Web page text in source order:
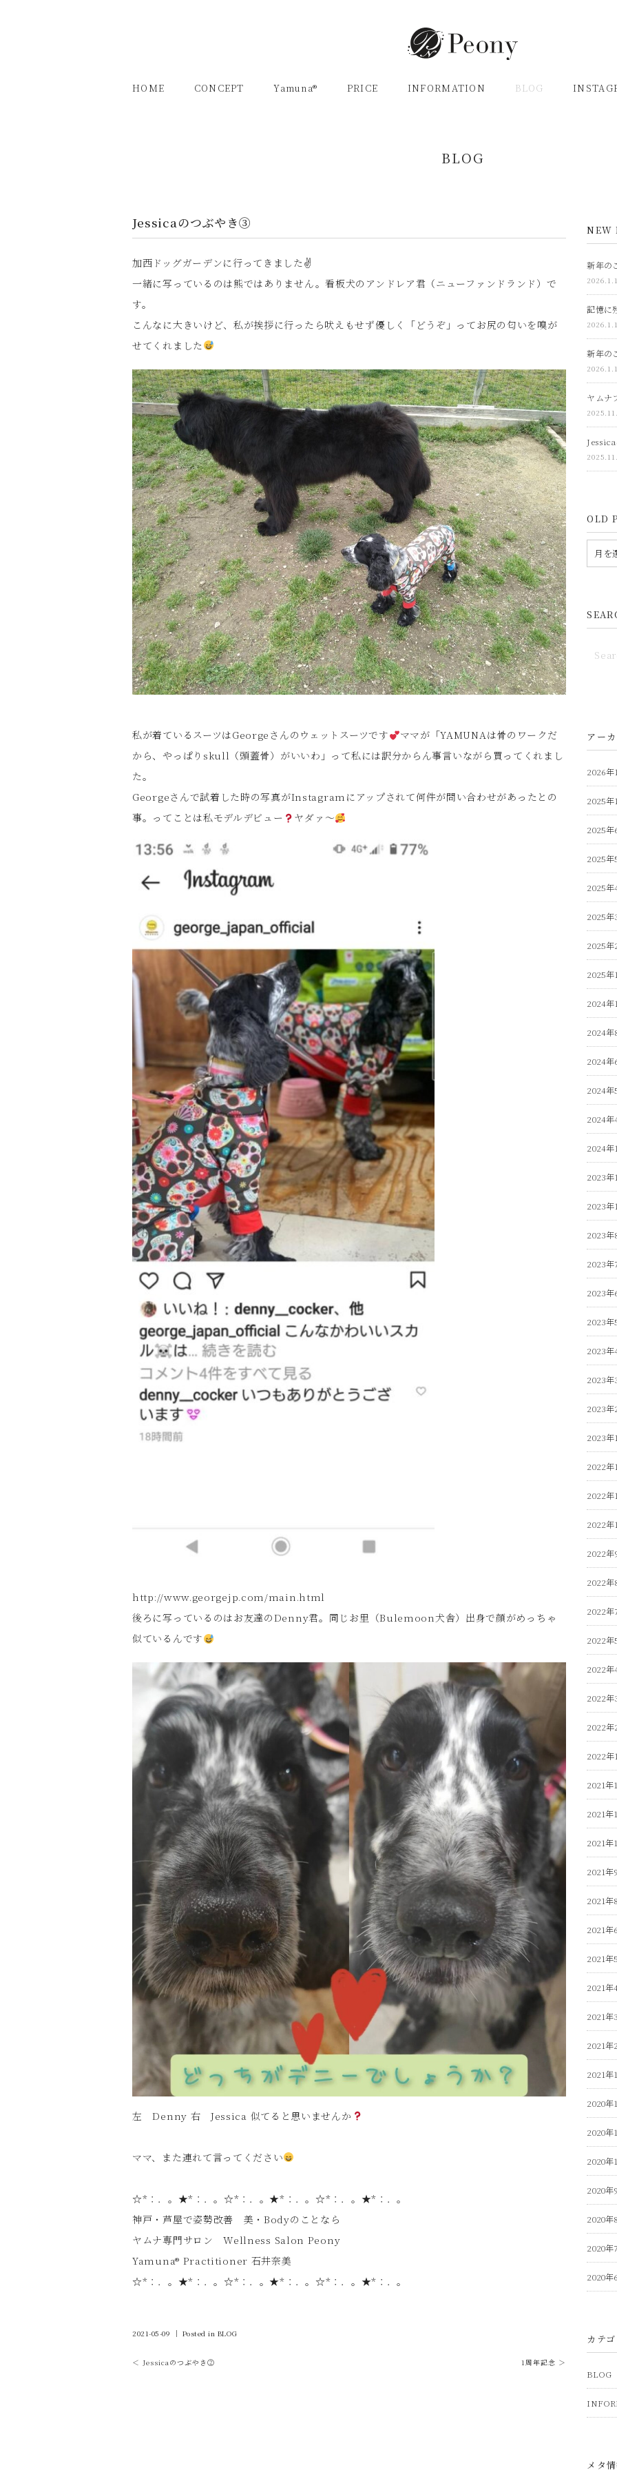
HOME CONCEPT Yamuna® PRICE INFORMATION BLOG
BLOG
Jessicaのつぶやき③
加西ドッグガーデンに行ってきました✌️
一緒に写っているのは熊ではありません。看板犬のアンドレア君（ニューファンドランド）で
す。
こんなに大きいけど、私が挨拶に行ったら吠えもせず優しく「どうぞ」ってお尻の匂いを嗅が
せてくれました
私が着ているスーツはGeorgeさんのウェットスーツです
ママが「YAMUNAは骨のワークだ
から、やっぱりskull（頭蓋骨）がいいわ」って私には訳分からん事言いながら買ってくれまし
た。
Georgeさんで試着した時の写真がInstagramにアップされて何件が問い合わせがあったとの
事。ってことは私モデルデビュー
ヤダァ〜
http://www.georgejp.com/main.html
後ろに写っているのはお友達のDenny君。同じお里（Bulemoon犬舎）出身で顔がめっちゃ
似ているんです
左 Denny 右 Jessica 似てると思いませんか
ママ、また連れて言ってください
☆*：．。★*：．。☆*：．。★*：．。☆*：．。★*：．。
神戸・芦屋で姿勢改善 美・Bodyのことなら
ヤムナ専門サロン Wellness Salon Peony
Yamuna®︎ Practitioner 石井奈美
☆*：．。★*：．。☆*：．。★*：．。☆*：．。★*：．。
2021-05-09 ｜ Posted in BLOG
＜ Jessicaのつぶやき② 1周年記念 ＞
NEW
新年の
2026.1.1
記憶に
2026.1.1
新年の
2026.1.1
ヤムナ
OLD
アー
2026年
2025年
2025年
2025年
2025年
2025年
2025年
2025年
2024年
2024年
2024年
2024年
2024年
2024年
2023年
2023年
2023年
2023年
2023年
2023年
2023年
2023年
2023年
2023年
2022年
2022年
2022年
2022年
2022年
2022年
2022年
2022年
2022年
2022年
2022年
2021年
2021年
2021年
2021年
2021年
2021年
2021年
2021年
2021年
2021年
2021年
2020年
2020年
2020年
2020年
2020年
2020年
2020年
カテ
BLOG
メタ